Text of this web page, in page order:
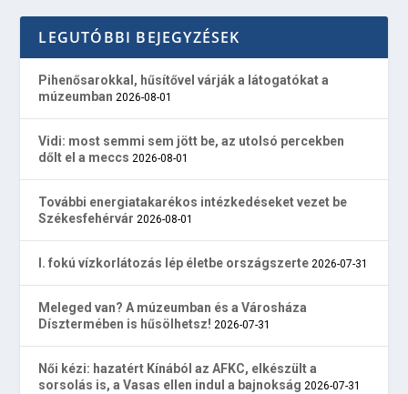
LEGUTÓBBI BEJEGYZÉSEK
Pihenősarokkal, hűsítővel várják a látogatókat a
múzeumban 2026-08-01
Vidi: most semmi sem jött be, az utolsó percekben
dőlt el a meccs 2026-08-01
További energiatakarékos intézkedéseket vezet be
Székesfehérvár 2026-08-01
I. fokú vízkorlátozás lép életbe országszerte 2026-07-31
Meleged van? A múzeumban és a Városháza
Dísztermében is hűsölhetsz! 2026-07-31
Női kézi: hazatért Kínából az AFKC, elkészült a
sorsolás is, a Vasas ellen indul a bajnokság 2026-07-31